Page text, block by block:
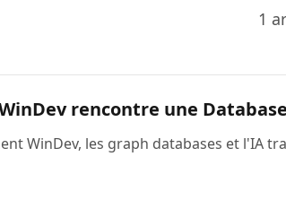
1
rencontre une
WinDev, les graph databases et l'IA